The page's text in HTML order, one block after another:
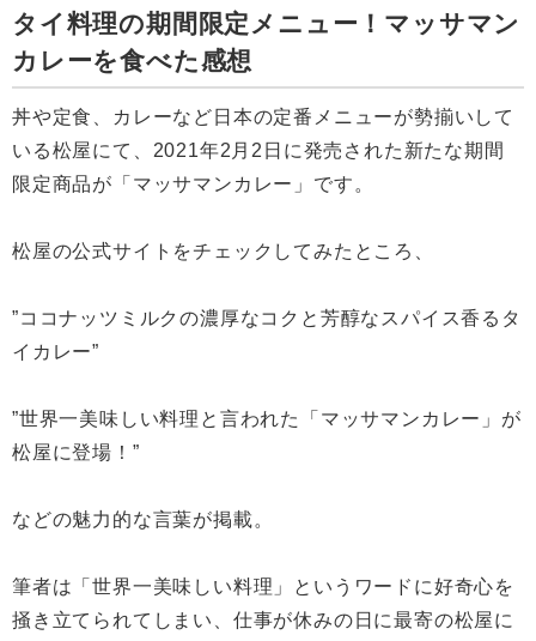
タイ料理の期間限定メニュー！マッサマン
カレーを食べた感想
丼や定食、カレーなど日本の定番メニューが勢揃いして
いる松屋にて、2021年2月2日に発売された新たな期間
限定商品が「マッサマンカレー」です。
松屋の公式サイトをチェックしてみたところ、
”ココナッツミルクの濃厚なコクと芳醇なスパイス香るタ
イカレー”
”世界一美味しい料理と言われた「マッサマンカレー」が
松屋に登場！”
などの魅力的な言葉が掲載。
筆者は「世界一美味しい料理」というワードに好奇心を
掻き立てられてしまい、仕事が休みの日に最寄の松屋に